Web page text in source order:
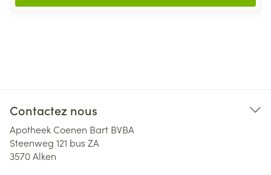
Contactez nous
Apotheek Coenen Bart BVBA
Steenweg 121 bus ZA
3570Alken